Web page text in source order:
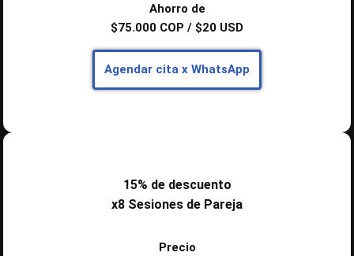
Ahorro de
$75.000 COP / $20 USD
Agendar cita x WhatsApp
15% de descuento
x8 Sesiones de Pareja
Precio